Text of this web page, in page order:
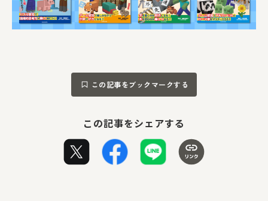
この記事をブックマークする
この記事をシェアする